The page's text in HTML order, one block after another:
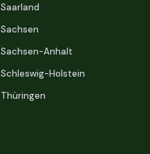
Saarland
Sachsen
Sachsen-Anhalt
Schleswig-Holstein
Thüringen